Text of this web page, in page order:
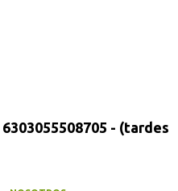
- (tardes